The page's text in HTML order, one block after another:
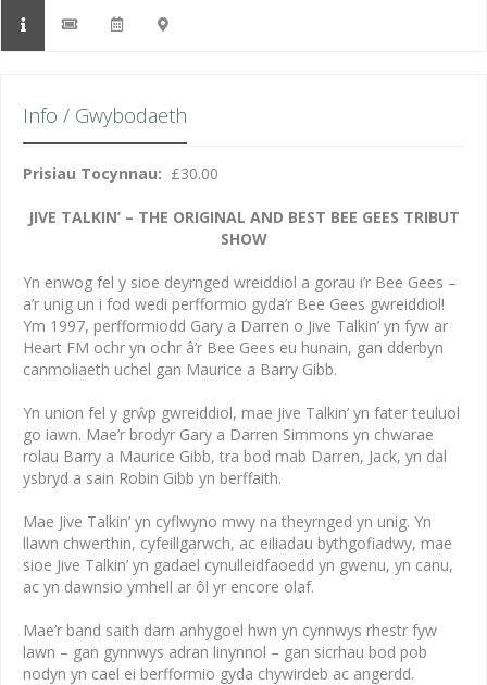
Info / Gwybodaeth
Prisiau Tocynnau: £30.00
JIVE TALKIN’ – THE ORIGINAL AND BEST BEE GEES TRIBUT
SHOW
Yn enwog fel y sioe deyrnged wreiddiol a gorau i’r Bee Gees –
a’r unig un i fod wedi perfformio gyda’r Bee Gees gwreiddiol!
Ym 1997, perfformiodd Gary a Darren o Jive Talkin’ yn fyw ar
Heart FM ochr yn ochr â’r Bee Gees eu hunain, gan dderbyn
canmoliaeth uchel gan Maurice a Barry Gibb.
Yn union fel y grŵp gwreiddiol, mae Jive Talkin’ yn fater teuluol
go iawn. Mae’r brodyr Gary a Darren Simmons yn chwarae
rolau Barry a Maurice Gibb, tra bod mab Darren, Jack, yn dal
ysbryd a sain Robin Gibb yn berffaith.
Mae Jive Talkin’ yn cyflwyno mwy na theyrnged yn unig. Yn
llawn chwerthin, cyfeillgarwch, ac eiliadau bythgofiadwy, mae
sioe Jive Talkin’ yn gadael cynulleidfaoedd yn gwenu, yn canu,
ac yn dawnsio ymhell ar ôl yr encore olaf.
Mae’r band saith darn anhygoel hwn yn cynnwys rhestr fyw
lawn – gan gynnwys adran linynnol – gan sicrhau bod pob
nodyn yn cael ei berfformio gyda chywirdeb ac angerdd.